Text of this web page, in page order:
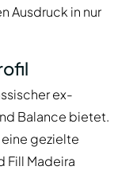
Ausdruck in nur
ex-
Balance bietet.
gezielte
Fill Madeira